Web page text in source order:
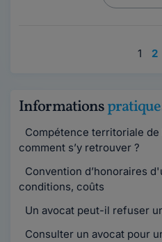
1 2
Informations
Compétence territoriale de
comment s’y retrouver ?
Convention d’honoraires
conditions, coûts
Un avocat peut-il refuser
Consulter un avocat pour